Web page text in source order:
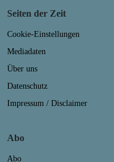
Seiten der Zeit
Cookie-Einstellungen
Mediadaten
Über uns
Datenschutz
Impressum / Disclaimer
Abo
Abo